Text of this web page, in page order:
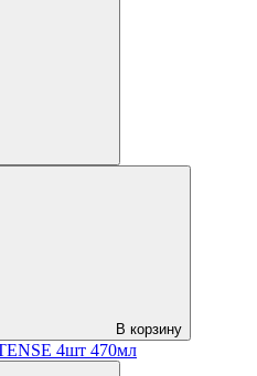
В корзину